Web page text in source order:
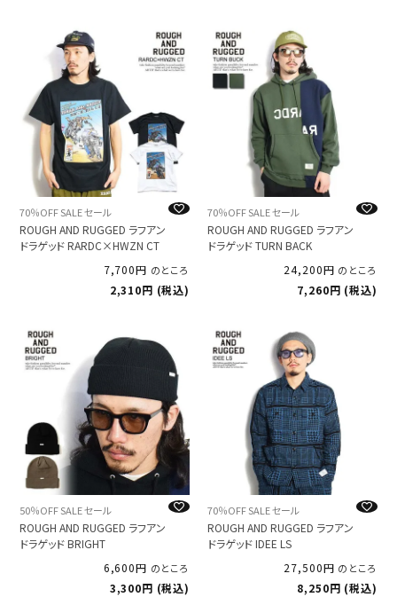
70％OFF SALE セール
ROUGH AND RUGGED ラフアン
ドラゲッド RARDC×HWZN CT
7,700
のところ
2,310 税込
70％OFF SALE セール
ROUGH AND RUGGED ラフアン
ドラゲッド TURN BACK
24,200
のところ
7,260 税込
50％OFF SALE セール
ROUGH AND RUGGED ラフアン
ドラゲッド BRIGHT
6,600
のところ
3,300 税込
70％OFF SALE セール
ROUGH AND RUGGED ラフアン
ドラゲッド IDEE LS
27,500
のところ
8,250 税込